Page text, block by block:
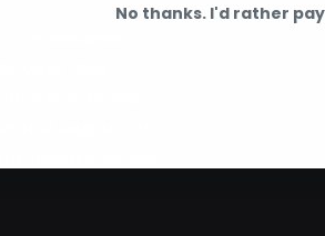
выстрелов
видимости
важные детали
No thanks. I'd rather